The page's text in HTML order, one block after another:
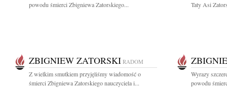
powodu śmierci Zbigniewa Zatorskiego...
Taty Asi
ZBIGNIEW ZATORSKI RADOM
Z wielkim smutkiem przyjęliśmy wiadomość o
śmierci Zbigniewa Zatorskiego nauczyciela i...
Wyrazy
powodu